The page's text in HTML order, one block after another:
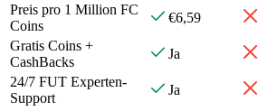
Preis pro 1 Million FC
Coins
€6,59
Gratis Coins +
CashBacks
Ja
24/7 FUT Experten-
Support
Ja